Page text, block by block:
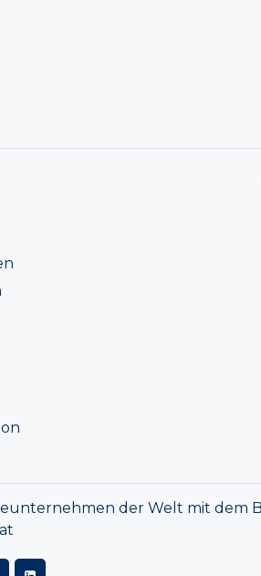
der Welt mit dem